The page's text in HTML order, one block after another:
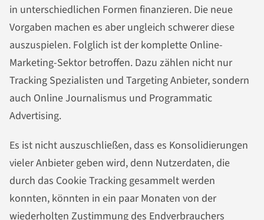
in unterschiedlichen Formen finanzieren. Die neue
Vorgaben machen es aber ungleich schwerer diese
auszuspielen. Folglich ist der komplette Online-
Marketing-Sektor betroffen. Dazu zählen nicht nur
Tracking Spezialisten und Targeting Anbieter, sondern
auch Online Journalismus und Programmatic
Advertising.
Es ist nicht auszuschließen, dass es Konsolidierungen
vieler Anbieter geben wird, denn Nutzerdaten, die
durch das Cookie Tracking gesammelt werden
konnten, könnten in ein paar Monaten von der
wiederholten Zustimmung des Endverbrauchers